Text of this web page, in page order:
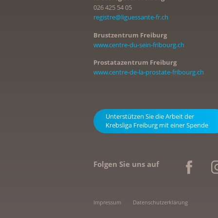
026 425 54 05
registre@liguessante-fr.ch
Brustzentrum Freiburg
www.centre-du-sein-fribourg.ch
Prostatazentrum Freiburg
www.centre-de-la-prostate-fribourg.ch
Unterstützen Sie die Arbeit der
Krebsliga Freiburg mit einer Spende
Folgen Sie uns auf
Impressum Datenschutzerklärung